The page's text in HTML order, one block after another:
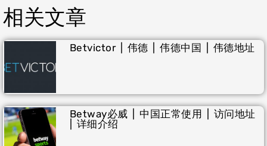
相关文章
Betvictor | 伟德 | 伟德中国 | 伟德地址
Betway必威 | 中国正常使用 | 访问地址
| 详细介绍